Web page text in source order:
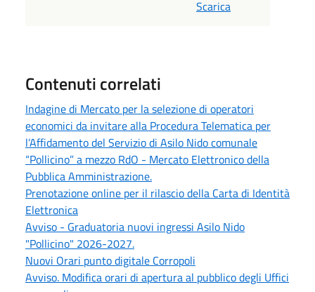
Scarica
Contenuti correlati
Indagine di Mercato per la selezione di operatori
economici da invitare alla Procedura Telematica per
l’Affidamento del Servizio di Asilo Nido comunale
“Pollicino” a mezzo RdO - Mercato Elettronico della
Pubblica Amministrazione.
Prenotazione online per il rilascio della Carta di Identità
Elettronica
Avviso - Graduatoria nuovi ingressi Asilo Nido
"Pollicino" 2026-2027.
Nuovi Orari punto digitale Corropoli
Avviso. Modifica orari di apertura al pubblico degli Uffici